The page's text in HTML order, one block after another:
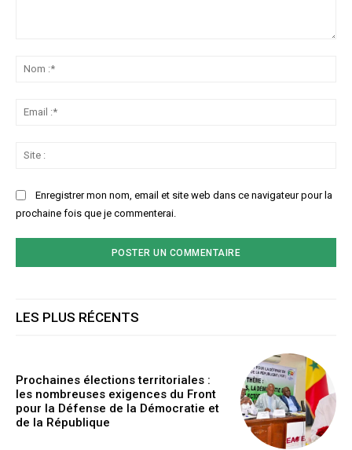
Enregistrer mon nom, email et site web dans ce navigateur pour la
prochaine fois que je commenterai.
LES PLUS RÉCENTS
Prochaines élections territoriales :
les nombreuses exigences du Front
pour la Défense de la Démocratie et
de la République